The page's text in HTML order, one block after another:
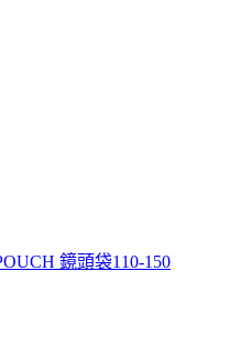
鏡頭袋110-150